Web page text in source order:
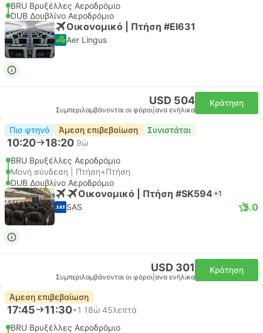
BRU Βρυξέλλες Αεροδρόμιο
DUB Δουβλίνο Αεροδρόμιο
Οικονομικό | Πτήση #EI631
Aer Lingus
USD 504
Συμπεριλαμβάνονται οι φόροι ανα ενήλικα
Κράτηση
Πιο φτηνό Άμεση επιβεβαίωση Συνιστάται
10:20 18:20 9ώ
BRU Βρυξέλλες Αεροδρόμιο
Μονή σύνδεση | Πτήση+Πτήση
DUB Δουβλίνο Αεροδρόμιο
Οικονομικό | Πτήση #SK594 +1
SAS 5.0
USD 301
Συμπεριλαμβάνονται οι φόροι ανα ενήλικα
Κράτηση
Άμεση επιβεβαίωση
17:45 11:30+1 18ώ 45λεπτά
BRU Βρυξέλλες Αεροδρόμιο